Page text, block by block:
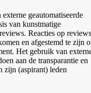
geautomatiseerde
van kunstmatige
Reacties op reviews
en afgestemd te zijn
Het gebruik van
aan de transparantie en
zijn (aspirant) leden